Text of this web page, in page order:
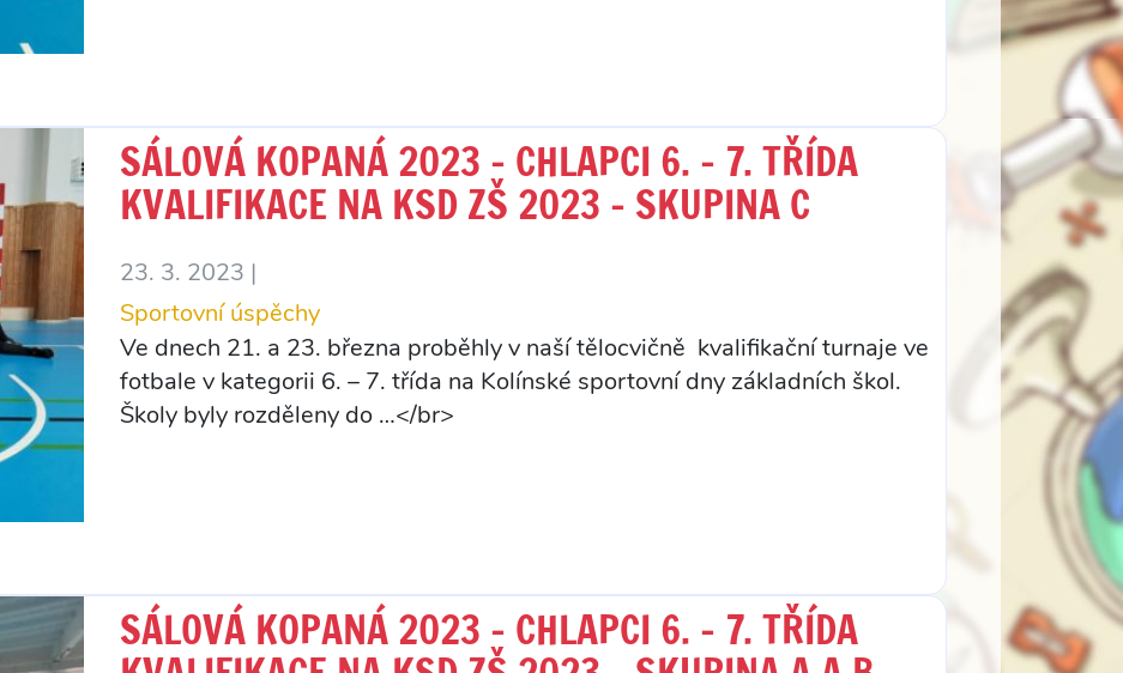
SÁLOVÁ KOPANÁ 2023 – CHLAPCI 6. – 7. TŘÍDA
KVALIFIKACE NA KSD ZŠ 2023 – SKUPINA C
23. 3. 2023 |
Sportovní úspěchy
Ve dnech 21. a 23. března proběhly v naší tělocvičně kvalifikační turnaje ve
fotbale v kategorii 6. – 7. třída na Kolínské sportovní dny základních škol.
Školy byly rozděleny do …</br>
SÁLOVÁ KOPANÁ 2023 – CHLAPCI 6. – 7. TŘÍDA